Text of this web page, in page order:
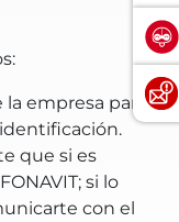
empresa para
que si es
si lo
con el